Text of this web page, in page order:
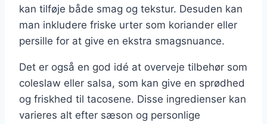
kan tilføje både smag og tekstur. Desuden kan
man inkludere friske urter som koriander eller
persille for at give en ekstra smagsnuance.
Det er også en god idé at overveje tilbehør som
coleslaw eller salsa, som kan give en sprødhed
og friskhed til tacosene. Disse ingredienser kan
varieres alt efter sæson og personlige